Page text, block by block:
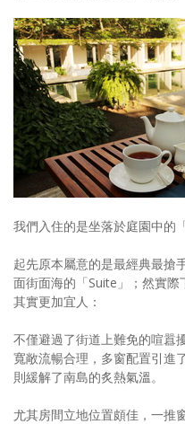
我們入住的是坐落於庭園中的
起先原本屬意的是最經典最搶
面街面海的「Suite」；然實
其實更加宜人：
不僅避過了街道上難免的喧囂
寬敞流暢合理，多窗配置引進
則緩解了南島的炙熱氣溫。
尤其房間立地位置頗佳，一推